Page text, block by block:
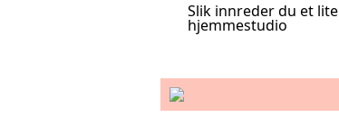
Slik innreder du et lite
hjemmestudio